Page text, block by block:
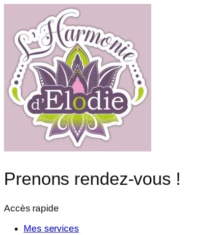
Prenons rendez-vous !
Accès rapide
Mes services